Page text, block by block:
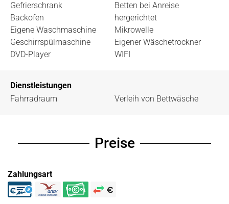
Gefrierschrank
Backofen
Eigene Waschmaschine
Geschirrspülmaschine
DVD-Player
Betten bei Anreise
hergerichtet
Mikrowelle
Eigener Wäschetrockner
WIFI
Dienstleistungen
Fahrradraum
Verleih von Bettwäsche
Preise
Zahlungsart